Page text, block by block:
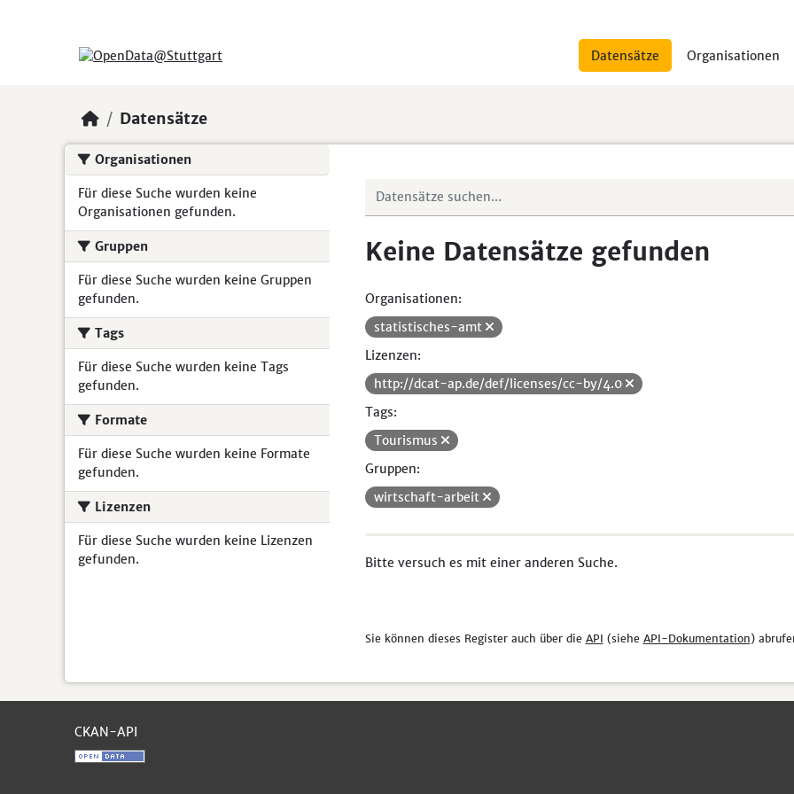
Datensätze Organisationen
Datensätze
Organisationen
Für diese Suche wurden keine
Organisationen gefunden.
Gruppen
Für diese Suche wurden keine Gruppen
gefunden.
Tags
Für diese Suche wurden keine Tags
gefunden.
Formate
Für diese Suche wurden keine Formate
gefunden.
Lizenzen
Für diese Suche wurden keine Lizenzen
gefunden.
Keine Datensätze gefunden
Organisationen:
statistisches-amt
Lizenzen:
http://dcat-ap.de/def/licenses/cc-by/4.0
Tags:
Tourismus
Gruppen:
wirtschaft-arbeit
Bitte versuch es mit einer anderen Suche.
Sie können dieses Register auch über die API (siehe API-Dokumentation)
CKAN-API